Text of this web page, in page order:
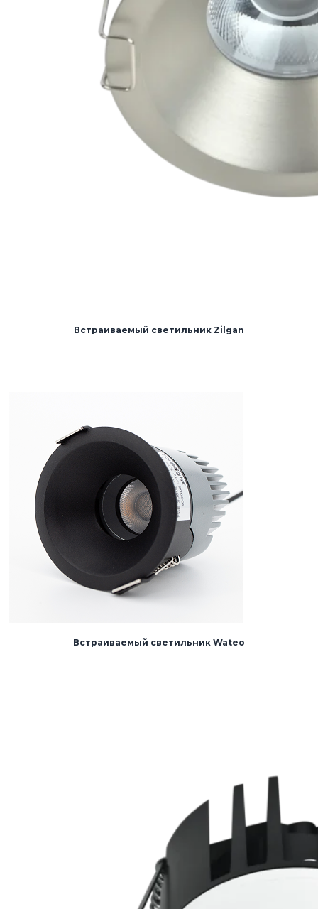
Встраиваемый светильник Zilgan
Встраиваемый светильник Wateo